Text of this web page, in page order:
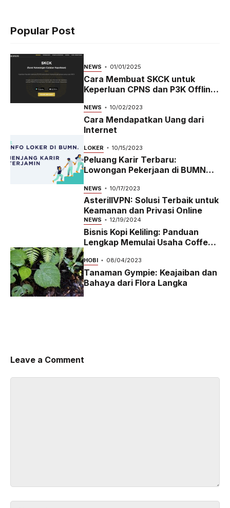
Popular Post
NEWS 01/01/2025
Cara Membuat SKCK untuk
Keperluan CPNS dan P3K Offline
NEWS 10/02/2023
Cara Mendapatkan Uang dari
Internet
LOKER 10/15/2023
Peluang Karir Terbaru:
Lowongan Pekerjaan di BUMN
NEWS 10/17/2023
AsterillVPN: Solusi Terbaik untuk
Keamanan dan Privasi Online
NEWS 12/19/2024
Bisnis Kopi Keliling: Panduan
Lengkap Memulai Usaha Coffee
Bike yang Menguntungkan di
2024
HOBI 08/04/2023
Tanaman Gympie: Keajaiban dan
Bahaya dari Flora Langka
Leave a Comment